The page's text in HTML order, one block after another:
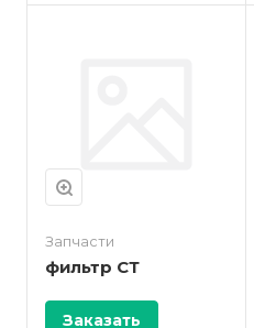
Запчасти
фильтр СТ
Заказать